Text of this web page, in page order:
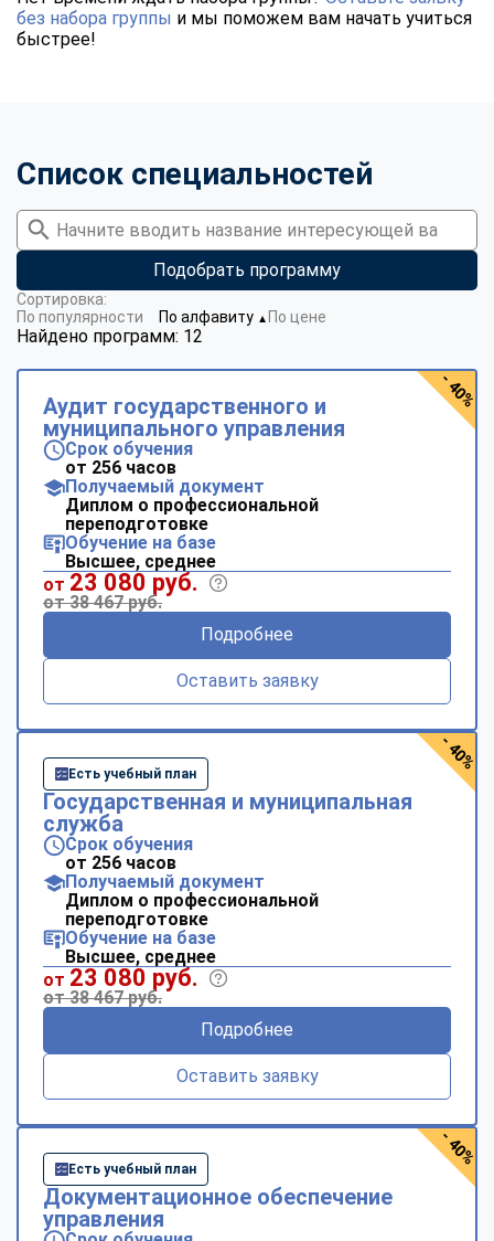
без набора группы и мы поможем вам начать учиться
быстрее!
Список специальностей
Подобрать программу
Найдено программ: 12
Сортировка:
По популярности
По алфавиту ▼ По цене
Аудит государственного и
муниципального управления
Срок обучения
от 256 часов
Получаемый документ
Диплом о профессиональной
переподготовке
Обучение на базе
Высшее, среднее
от 23 080 руб.
от 38 467 руб.
Подробнее
Оставить заявку
- 40%
Есть учебный план
Государственная и муниципальная
служба
Срок обучения
от 256 часов
Получаемый документ
Диплом о профессиональной
переподготовке
Обучение на базе
Высшее, среднее
от 23 080 руб.
от 38 467 руб.
Подробнее
Оставить заявку
- 40%
Есть учебный план
Документационное обеспечение
управления
- 40%